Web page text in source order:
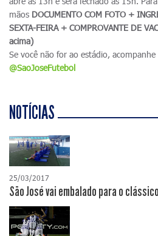
mãos DOCUMENTO COM FOTO +
SEXTA-FEIRA + COMPROVANTE DE
acima)
Se você não for ao estádio,
@SaoJoseFutebol
NOTÍCIAS
25/03/2017
São José vai embalado para o